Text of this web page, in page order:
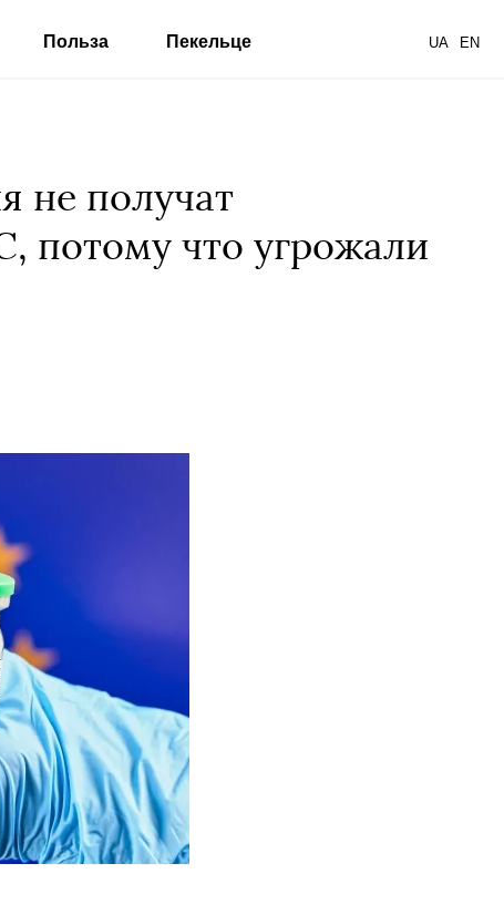
UA EN
Польза Пекельце
не получат
потому что угрожали